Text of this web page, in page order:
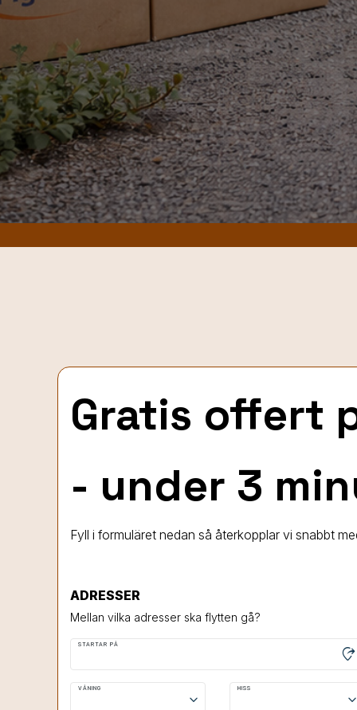
Gratis offert
- under 3
Fyll i formuläret nedan så återkopplar vi snabbt
ADRESSER
Mellan vilka adresser ska flytten gå?
STARTAR PÅ
moved_location
VÅNING
keyboard_arrow_down
HISS
keyboard_arrow_down